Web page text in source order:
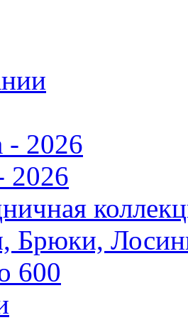
- 2026
2026
Брюки,
600